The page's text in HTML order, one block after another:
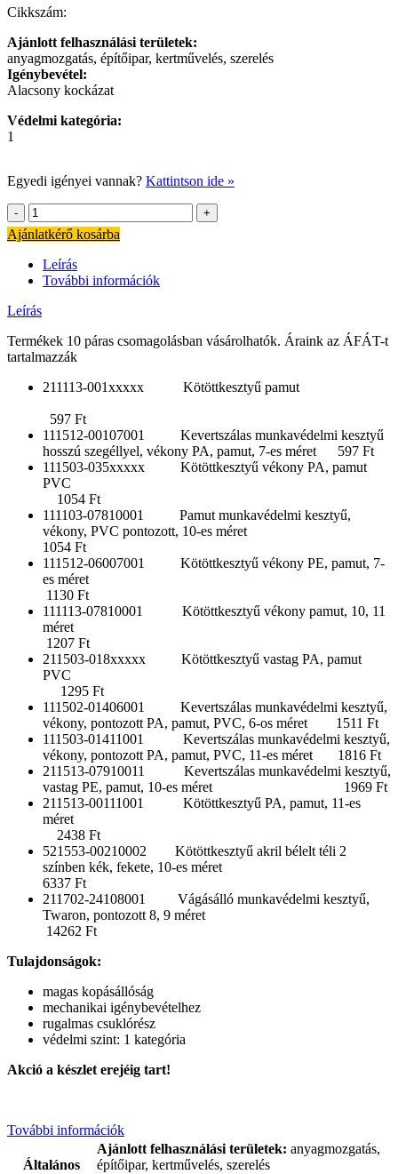
Cikkszám:
Ajánlott felhasználási területek:
anyagmozgatás, építőipar, kertművelés, szerelés
Igénybevétel:
Alacsony kockázat
Védelmi kategória:
1
Egyedi igényei vannak? Kattintson ide »
Akciós
kötöttkesztyűk
!!!
mennyiség
Ajánlatkérő kosárba
Leírás
További információk
Leírás
Termékek 10 páras csomagolásban vásárolhatók. Áraink az ÁFÁT-t
tartalmazzák
211113-001xxxxx Kötöttkesztyű pamut
597 Ft
111512-00107001 Kevertszálas munkavédelmi kesztyű
hosszú szegéllyel, vékony PA, pamut, 7-es méret 597 Ft
111503-035xxxxx Kötöttkesztyű vékony PA, pamut
PVC
1054 Ft
111103-07810001 Pamut munkavédelmi kesztyű,
vékony, PVC pontozott, 10-es méret
1054 Ft
111512-06007001 Kötöttkesztyű vékony PE, pamut, 7-
es méret
1130 Ft
111113-07810001 Kötöttkesztyű vékony pamut, 10, 11
méret
1207 Ft
211503-018xxxxx Kötöttkesztyű vastag PA, pamut
PVC
1295 Ft
111502-01406001 Kevertszálas munkavédelmi kesztyű,
vékony, pontozott PA, pamut, PVC, 6-os méret 1511 Ft
111503-01411001 Kevertszálas munkavédelmi kesztyű,
vékony, pontozott PA, pamut, PVC, 11-es méret 1816 Ft
211513-07910011 Kevertszálas munkavédelmi kesztyű,
vastag PE, pamut, 10-es méret 1969 Ft
211513-00111001 Kötöttkesztyű PA, pamut, 11-es
méret
2438 Ft
521553-00210002 Kötöttkesztyű akril bélelt téli 2
színben kék, fekete, 10-es méret
6337 Ft
211702-24108001 Vágásálló munkavédelmi kesztyű,
Twaron, pontozott 8, 9 méret
14262 Ft
Tulajdonságok:
magas kopásállóság
mechanikai igénybevételhez
rugalmas csuklórész
védelmi szint: 1 kategória
Akció a készlet erejéig tart!
További információk
Általános
Ajánlott felhasználási területek: anyagmozgatás,
építőipar, kertművelés, szerelés